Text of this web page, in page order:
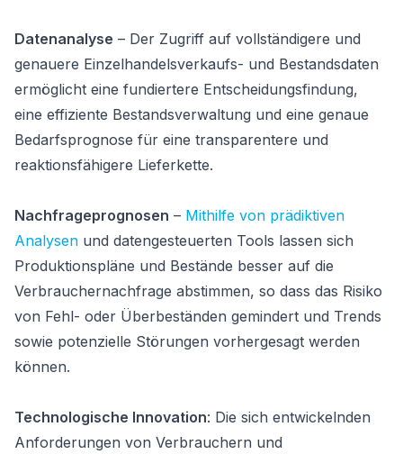
Datenanalyse – Der Zugriff auf vollständigere und
genauere Einzelhandelsverkaufs- und Bestandsdaten
ermöglicht eine fundiertere Entscheidungsfindung,
eine effiziente Bestandsverwaltung und eine genaue
Bedarfsprognose für eine transparentere und
reaktionsfähigere Lieferkette.
Nachfrageprognosen – Mithilfe von prädiktiven
Analysen und datengesteuerten Tools lassen sich
Produktionspläne und Bestände besser auf die
Verbrauchernachfrage abstimmen, so dass das Risiko
von Fehl- oder Überbeständen gemindert und Trends
sowie potenzielle Störungen vorhergesagt werden
können.
Technologische Innovation: Die sich entwickelnden
Anforderungen von Verbrauchern und